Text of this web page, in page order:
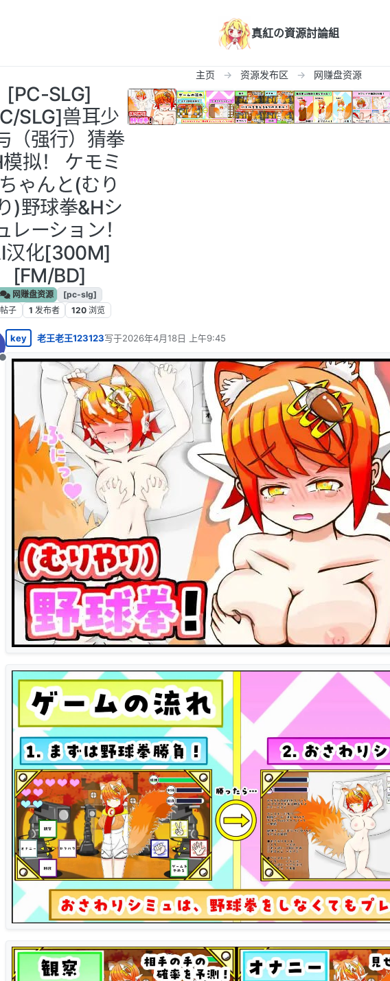
真紅の資源討論組
主页 资源发布区 网赚盘资源
[PC-SLG]
SLG]兽耳少
（强行）猜拳
拟！ ケモミ
ゃんと(むり
)野球拳&Hシ
レーション！
汉化[300M]
[FM/BD]
网赚盘资源
[pc-slg]
帖子 1 发布者 120 浏览
离线
key 老王老王123123写于2026年4月18日 上午9:45
最后由 编辑